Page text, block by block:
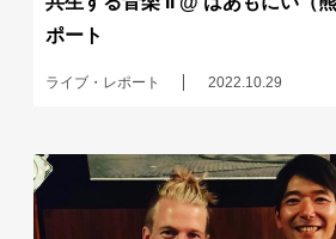
ポート
ライブ・レポート 2022.10.29